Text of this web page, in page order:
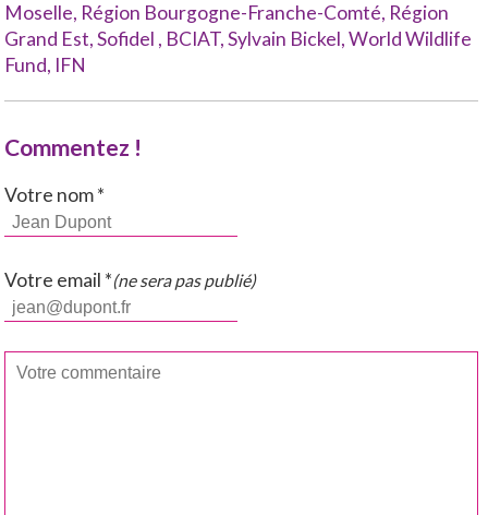
Moselle, Région Bourgogne-Franche-Comté, Région
Grand Est,Sofidel , BCIAT,Sylvain Bickel,World Wildlife
Fund, IFN
Commentez !
Votre nom *
Votre email *(ne sera pas publié)